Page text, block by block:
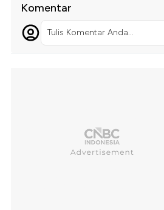
Komentar
Tulis Komentar Anda...